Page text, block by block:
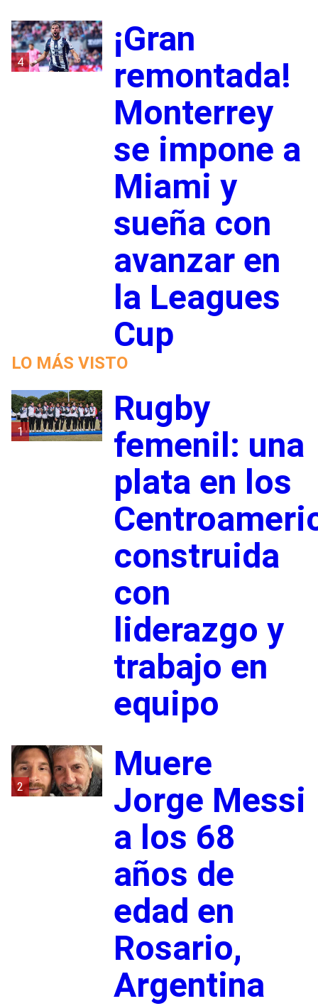
4
¡Gran
remontada!
Monterrey
se impone a
Miami y
sueña con
avanzar en
la Leagues
Cup
LO MÁS VISTO
1
Rugby
femenil: una
plata en los
construida
con
liderazgo y
trabajo en
equipo
2
Muere
Jorge Messi
a los 68
años de
edad en
Rosario,
Argentina